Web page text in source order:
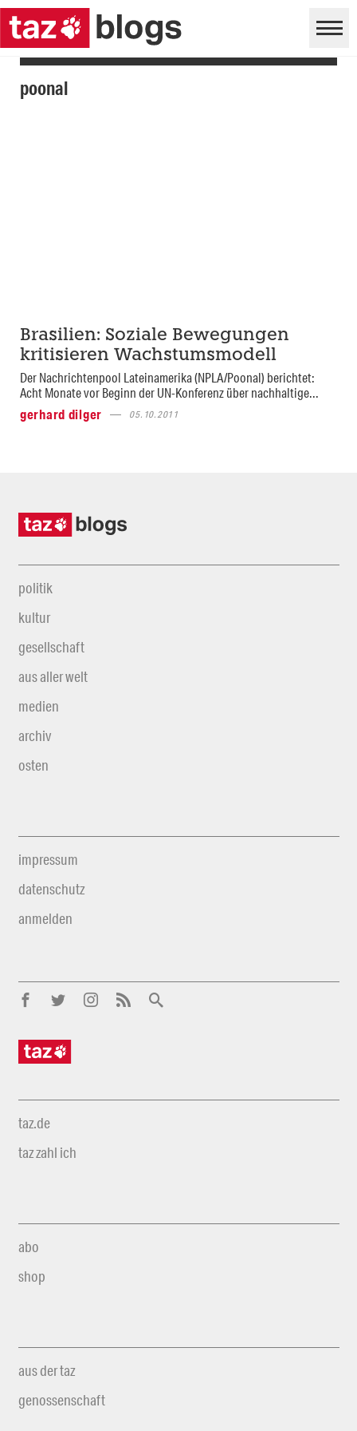
poonal
Brasilien: Soziale Bewegungen
kritisieren Wachstumsmodell
Der Nachrichtenpool Lateinamerika (NPLA/Poonal) berichtet:
Acht Monate vor Beginn der UN-Konferenz über nachhaltige...
gerhard dilger
05.10.2011
politik
kultur
gesellschaft
aus aller welt
medien
archiv
osten
impressum
datenschutz
anmelden
taz.de
taz zahl ich
abo
shop
aus der taz
genossenschaft